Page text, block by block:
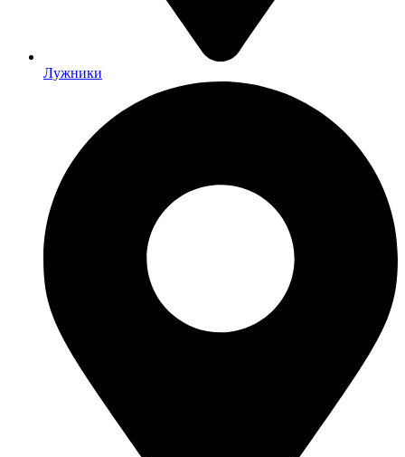
Лужники